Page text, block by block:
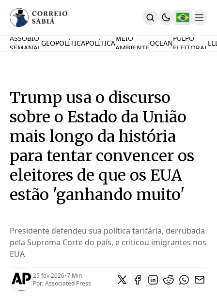
Comunidade
Contrate
Quem Somos
English
Inovações
Imposto De Renda
Calcule O Carbono
Calcule A Poupança
PARTICIPE
ASSOBIO
SEMANAL
GEOPOLÍTICAPOLÍTICA
MEIO
AMBIENTE
OCEAN
PULPO
ELEITORAL
Trump usa o discurso
sobre o Estado da União
mais longo da história
para tentar convencer os
eleitores de que os EUA
estão 'ganhando muito'
Presidente defendeu sua política tarifária, derrubada
pela Suprema Corte do país, e criticou imigrantes nos
EUA
25 fev 2026•7 Min
Por:Associated Press